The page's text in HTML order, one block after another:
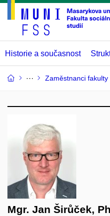
Historie a současnost
Zaměstnanci fakulty
Mgr. Jan Širůček,